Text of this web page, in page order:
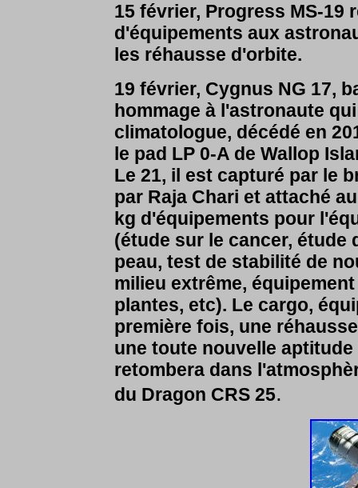
15 février, Progress MS-19
d'équipements aux
les réhausse d'orbite.
19 février, Cygnus NG 17,
hommage à l'astronaute
climatologue, décédé en
le pad LP 0-A de Wallop
Le 21, il est capturé par le
par Raja Chari et attaché
kg d'équipements pour
(étude sur le cancer,
peau, test de stabilité de
milieu extrême,
plantes, etc). Le cargo,
première fois, une
une toute nouvelle
retombera dans
du Dragon CRS 25.